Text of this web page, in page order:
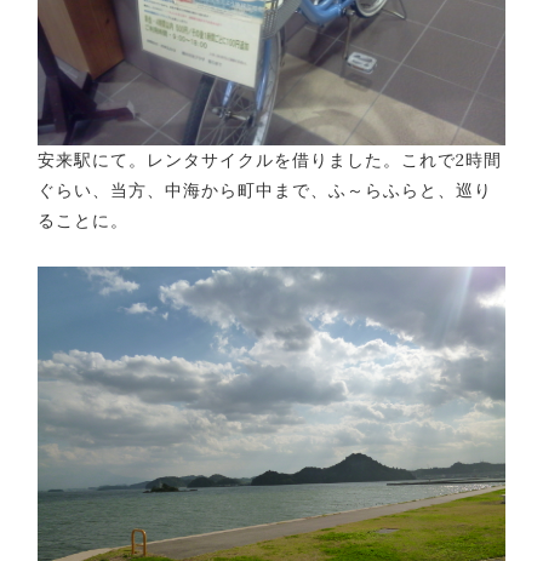
安来駅にて。レンタサイクルを借りました。これで2時間
ぐらい、当方、中海から町中まで、ふ～らふらと、巡り
ることに。